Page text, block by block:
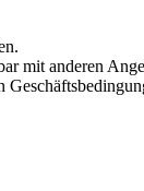
mit anderen